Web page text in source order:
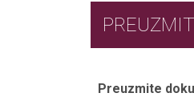
Preuzmite